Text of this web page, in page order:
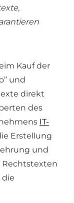
Kauf der
und
direkt
des
IT-
Erstellung
und
Rechtstexten
die